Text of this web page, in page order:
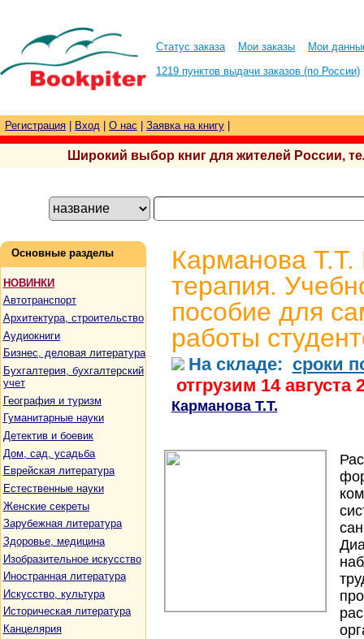
Статус заказа Мои заказы
Мои
1219 пунктов выдачи заказов (по России)
Регистрация Вход О нас Заявка на книгу
Широкий выбор книг для жителей России,
Основные разделы
НОВИНКИ
Автотранспорт
Архитектура, строительство
Аудиокниги
Бизнес, деловая литература
Бухгалтерия, бухгалтерский
учет
География и туризм
Гуманитарные науки
Детектив и боевик
Дом, сад, усадьба
Еврейская литература
Естественные науки
Женские секреты
Зарубежная литература
Здоровье, медицина
Изобразительное искусство
Иностранная литература
Искусство, культура
Историческая литература
Канцелярия
Карманова Т.Т.
терапия.
пособие для
работы
На складе: сроки
отгрузим 14 августа
Карманова Т.Т.